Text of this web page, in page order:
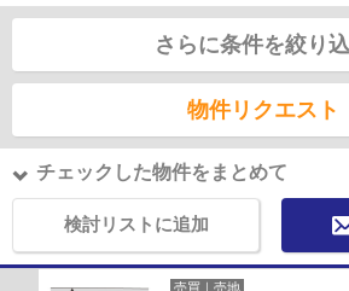
さらに条件を絞り
物件リクエスト
チェックした物件をまとめて
検討リストに追加
売買｜売地